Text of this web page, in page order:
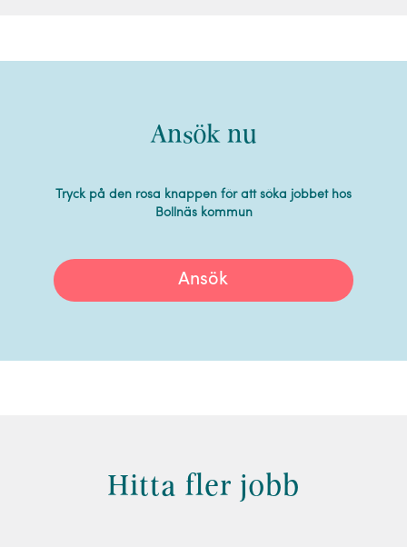
Ansök nu
Tryck på den rosa knappen för att söka jobbet hos
Bollnäs kommun
Ansök
Hitta fler jobb